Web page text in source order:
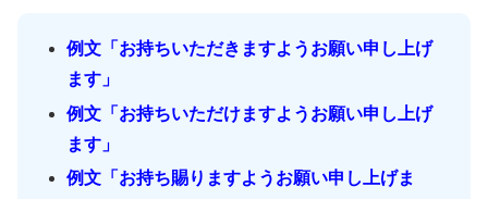
例文「お持ちいただきますようお願い申し上げ
ます」
例文「お持ちいただけますようお願い申し上げ
ます」
例文「お持ち賜りますようお願い申し上げま